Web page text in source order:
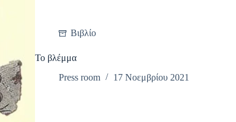
Βιβλίο
Το βλέμμα
Press room
17 Νοεμβρίου 2021